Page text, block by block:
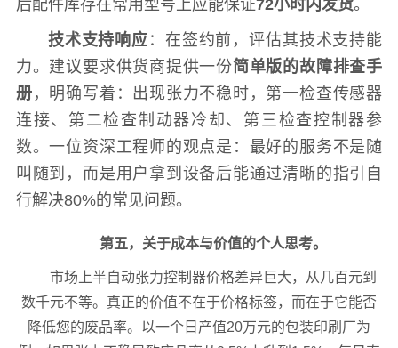
后配件库存在常用型号上应能保证72小时内发货。
技术支持响应 ：在签约前，评估其技术支持能
力。建议要求供货商提供一份简单版的故障排查手
册 ，明确写着：出现张力不稳时，第一检查传感器
连接、第二检查制动器冷却、第三检查控制器参
数。一位资深工程师的观点是：最好的服务不是随
叫随到，而是用户拿到设备后能通过清晰的指引自
行解决80%的常见问题。
第五，关于成本与价值的个人思考。
市场上半自动张力控制器价格差异巨大，从几百元到
数千元不等。真正的价值不在于价格标签，而在于它能否
降低您的废品率。以一个日产值20万元的包装印刷厂为